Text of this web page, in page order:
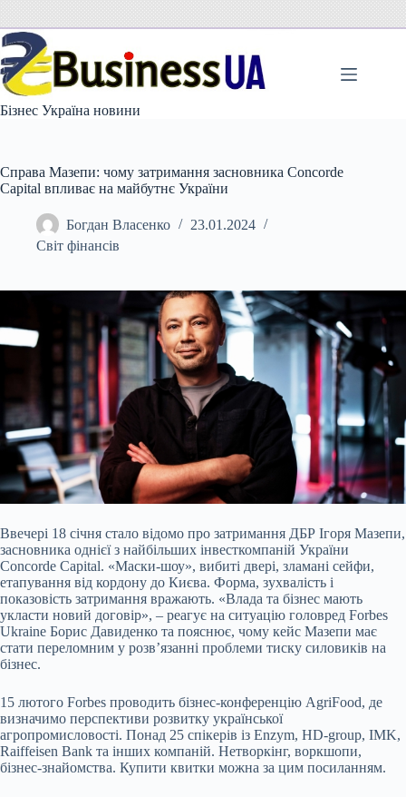
вмісту
Бізнес Україна новини
Справа Мазепи: чому затримання засновника Concorde
Capital впливає на майбутнє України
Богдан Власенко
23.01.2024
Світ фінансів
Ввечері 18 січня стало відомо про затримання ДБР Ігоря Мазепи,
засновника однієї з найбільших інвесткомпаній України
Concorde Capital. «Маски-шоу», вибиті двері, зламані сейфи,
етапування від кордону до Києва. Форма, зухвалість і
показовість затримання вражають. «Влада та бізнес мають
укласти новий договір», – реагує на ситуацію головред Forbes
Ukraine Борис Давиденко та пояснює, чому кейс Мазепи має
стати переломним у розв’язанні проблеми тиску силовиків на
бізнес.
15 лютого Forbes проводить бізнес-конференцію AgriFood, де
визначимо перспективи розвитку української
агропромисловості. Понад 25 cпікерів із Enzym, HD-group, IMK,
Raiffeisen Bank та інших компаній. Нетворкінг, воркшопи,
бізнес-знайомства. Купити квитки можна за цим посиланням.